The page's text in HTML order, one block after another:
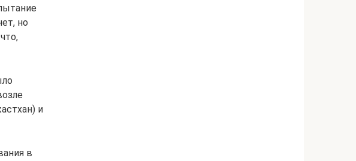
но
и
в